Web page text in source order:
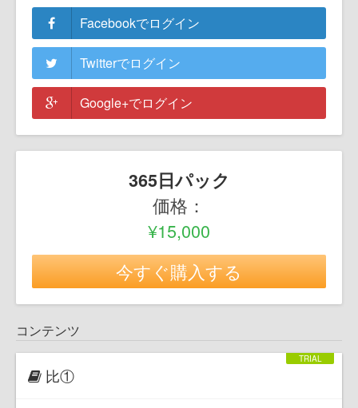
Facebookでログイン
Twitterでログイン
Google+でログイン
365日パック
価格：
¥15,000
今すぐ購入する
コンテンツ
比①